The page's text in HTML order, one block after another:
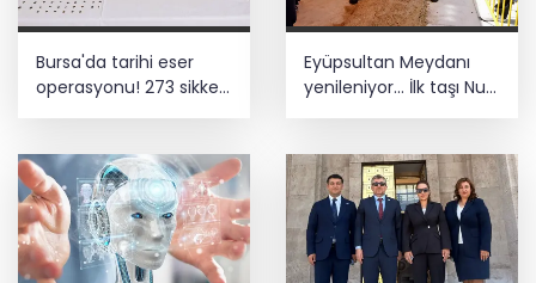
Bursa'da tarihi eser
operasyonu! 273 sikke
Eyüpsultan Meydanı
yenileniyor... İlk taşı Nuri